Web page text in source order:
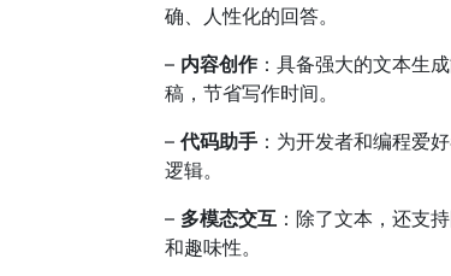
确、人性化的回答。
– 内容创作：具备强大的文本生
稿，节省写作时间。
– 代码助手 ：为开发者和编程爱
逻辑。
– 多模态交互 ：除了文本，还支
和趣味性。